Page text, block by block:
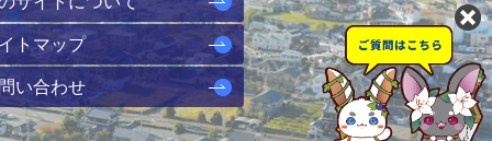
トマップ
い合わせ